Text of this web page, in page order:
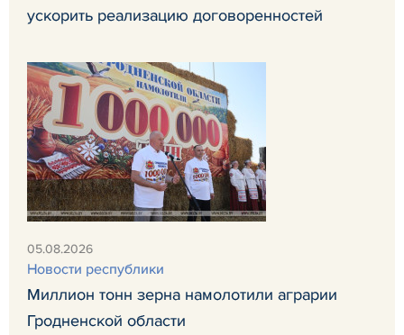
ускорить реализацию договоренностей
05.08.2026
Новости республики
Миллион тонн зерна намолотили аграрии
Гродненской области